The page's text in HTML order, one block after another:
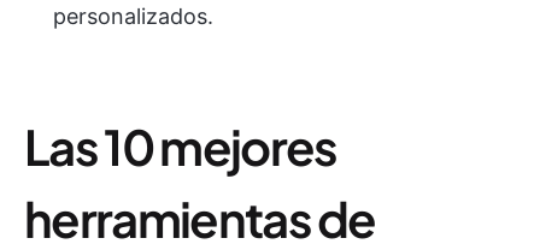
personalizados.
Las 10 mejores
herramientas de